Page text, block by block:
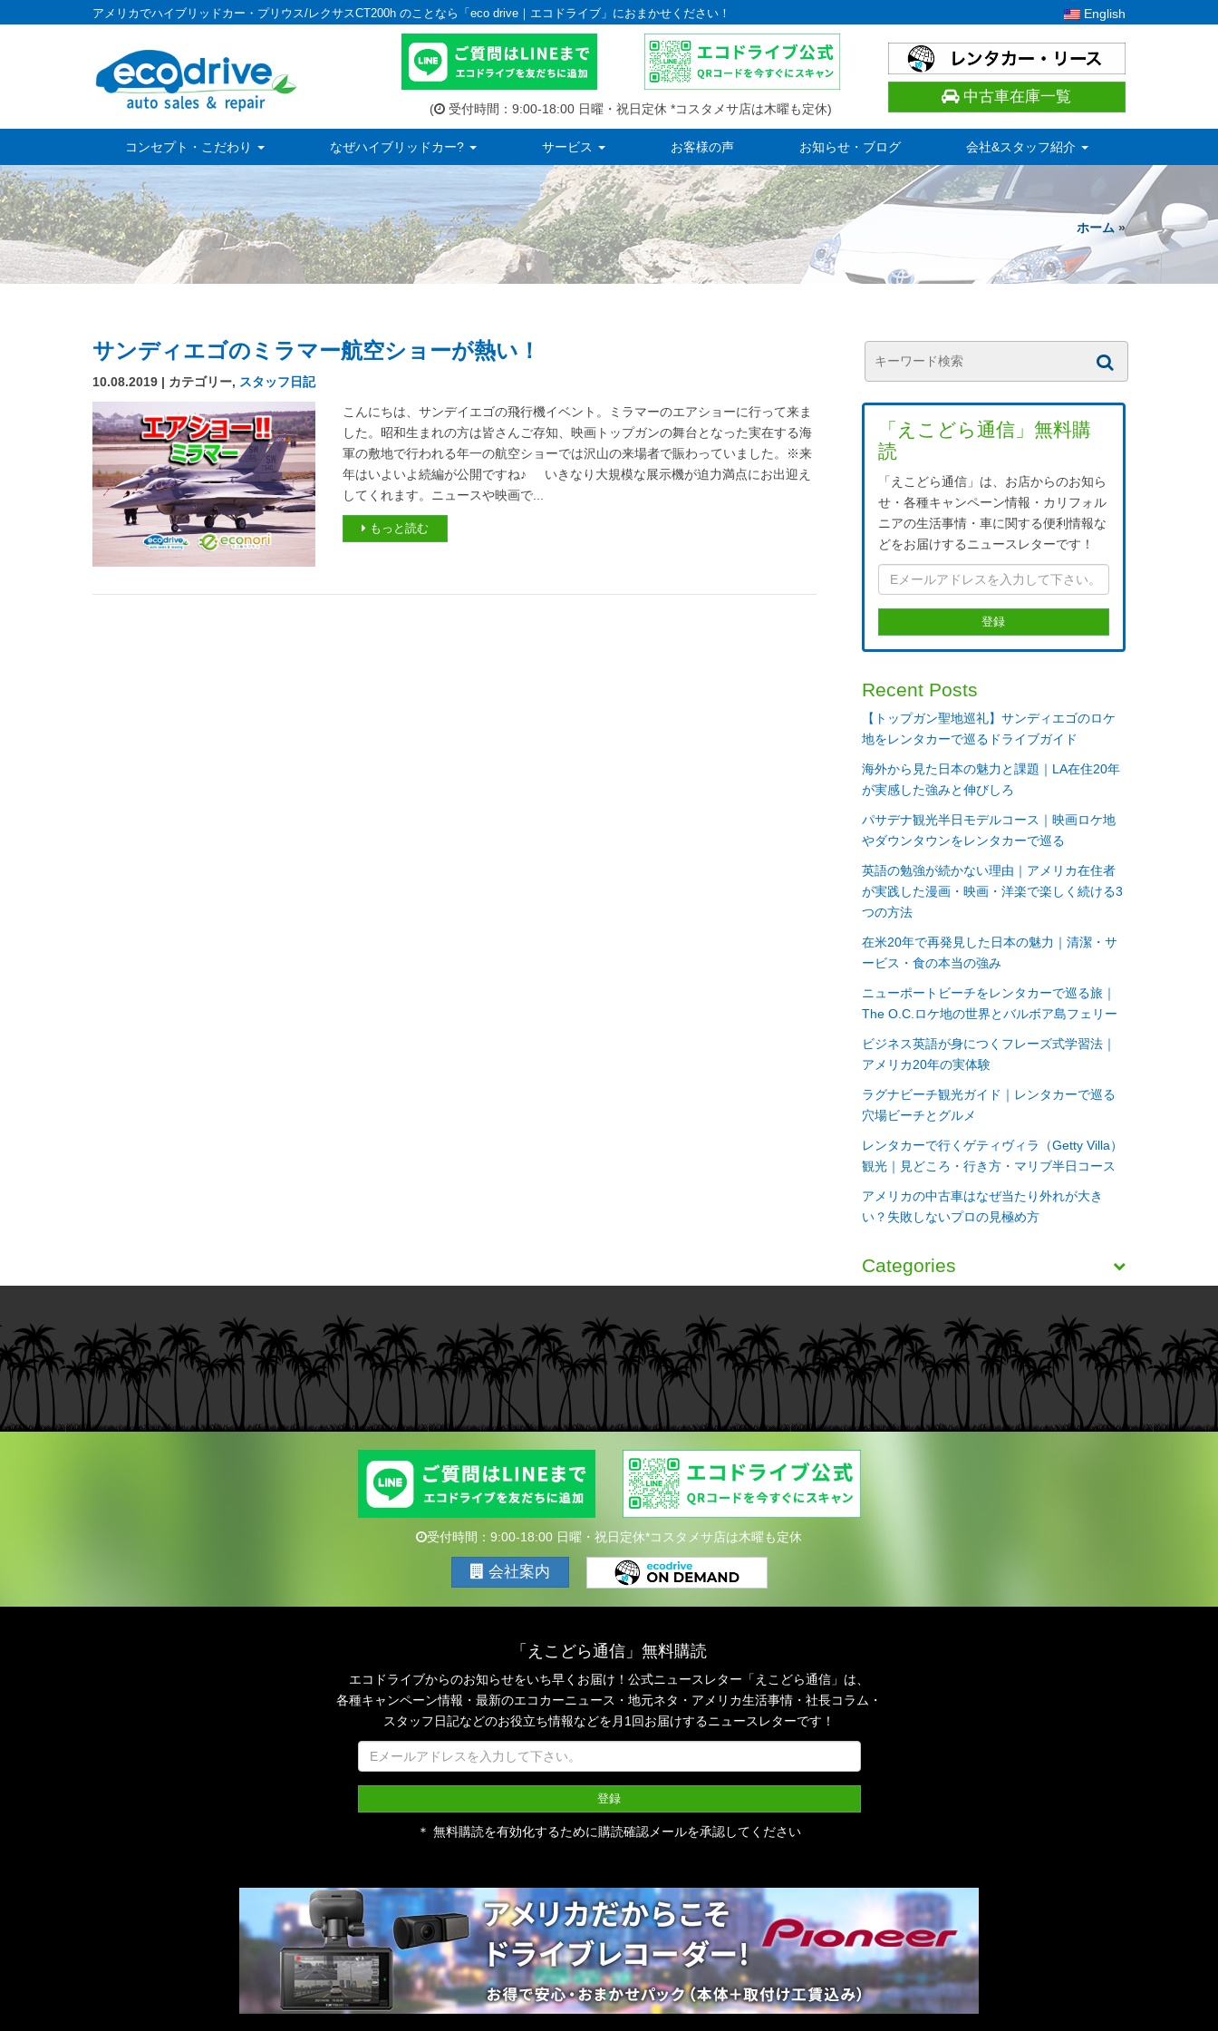
アメリカでハイブリッドカー・プリウス/レクサスCT200h のことなら「eco drive｜エコドライブ」におまかせください！ English
( 受付時間：9:00-18:00 日曜・祝日定休 *コスタメサ店は木曜も定休)
中古車在庫一覧
コンセプト・こだわり なぜハイブリッドカー? サービス お客様の声 お知らせ・ブログ 会社&スタッフ紹介
ホーム »
サンディエゴのミラマー航空ショーが熱い！
10.08.2019 | カテゴリー, スタッフ日記
こんにちは、サンデイエゴの飛行機イベント。ミラマーのエアショーに行って来ま
した。昭和生まれの方は皆さんご存知、映画トップガンの舞台となった実在する海
軍の敷地で行われる年一の航空ショーでは沢山の来場者で賑わっていました。※来
年はいよいよ続編が公開ですね♪ いきなり大規模な展示機が迫力満点にお出迎え
してくれます。ニュースや映画で...
もっと読む
「えこどら通信」無料購
読
「えこどら通信」は、お店からのお知ら
せ・各種キャンペーン情報・カリフォル
ニアの生活事情・車に関する便利情報な
どをお届けするニュースレターです！
Recent Posts
【トップガン聖地巡礼】サンディエゴのロケ
地をレンタカーで巡るドライブガイド
海外から見た日本の魅力と課題｜LA在住20年
が実感した強みと伸びしろ
パサデナ観光半日モデルコース｜映画ロケ地
やダウンタウンをレンタカーで巡る
英語の勉強が続かない理由｜アメリカ在住者
が実践した漫画・映画・洋楽で楽しく続ける3
つの方法
在米20年で再発見した日本の魅力｜清潔・サ
ービス・食の本当の強み
ニューポートビーチをレンタカーで巡る旅｜
The O.C.ロケ地の世界とバルボア島フェリー
ビジネス英語が身につくフレーズ式学習法｜
アメリカ20年の実体験
ラグナビーチ観光ガイド｜レンタカーで巡る
穴場ビーチとグルメ
レンタカーで行くゲティヴィラ（Getty Villa）
観光｜見どころ・行き方・マリブ半日コース
アメリカの中古車はなぜ当たり外れが大き
い？失敗しないプロの見極め方
Categories
受付時間：9:00-18:00 日曜・祝日定休*コスタメサ店は木曜も定休
会社案内
「えこどら通信」無料購読
エコドライブからのお知らせをいち早くお届け！公式ニュースレター「えこどら通信」は、
各種キャンペーン情報・最新のエコカーニュース・地元ネタ・アメリカ生活事情・社長コラム・
スタッフ日記などのお役立ち情報などを月1回お届けするニュースレターです！
＊ 無料購読を有効化するために購読確認メールを承認してください